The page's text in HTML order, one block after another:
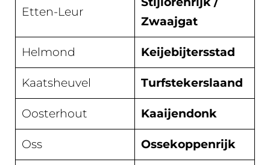
Etten-Leur
Zwaajgat
Helmond Keijebijtersstad
Kaatsheuvel Turfstekerslaand
Oosterhout Kaaijendonk
Oss Ossekoppenrijk